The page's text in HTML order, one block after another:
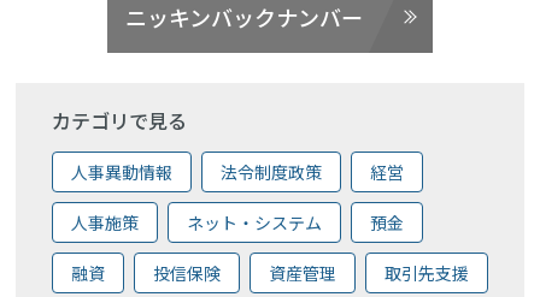
ニッキンバックナンバー
カテゴリで見る
人事異動情報 法令制度政策 経営
人事施策 ネット・システム 預金
融資 投信保険 資産管理 取引先支援